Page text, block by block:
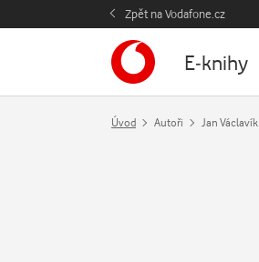
Zpět na Vodafone.cz
E-knihy
Úvod Autoři Jan Václavík